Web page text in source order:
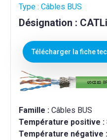
Type : Câbles BUS
Désignation :
Télécharger la fiche
Famille : Câbles BUS
Température positive :
Température négative :